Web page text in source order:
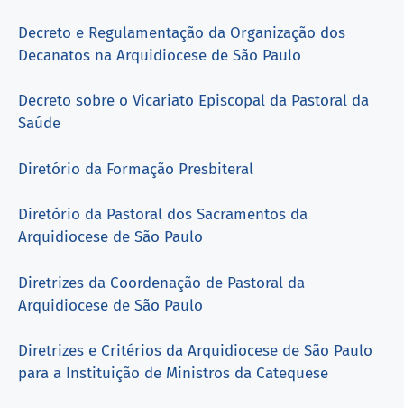
Decreto e Regulamentação da Organização dos
Decanatos na Arquidiocese de São Paulo
Decreto sobre o Vicariato Episcopal da Pastoral da
Saúde
Diretório da Formação Presbiteral
Diretório da Pastoral dos Sacramentos da
Arquidiocese de São Paulo
Diretrizes da Coordenação de Pastoral da
Arquidiocese de São Paulo
Diretrizes e Critérios da Arquidiocese de São Paulo
para a Instituição de Ministros da Catequese